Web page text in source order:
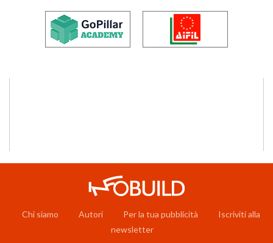
Chi siamo Autori Per la tua pubblicità
Iscriviti alla
newsletter